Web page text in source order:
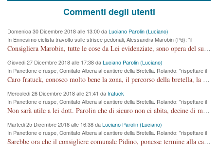
Commenti degli utenti
Domenica 30 Dicembre 2018 alle 13:00 daLuciano Parolin (Luciano)
In Ennesimo ciclista travolto sulle strisce pedonali, Alessandra Marobin (Pd): "il
Comune si svegli"
Consigliera Marobin, tutte le cose da Lei evidenziate, sono opera del suo ex Assessore e compagno di Partito Antonio Marco Dalla Pozza Assessore alla "progettazione" di piste ciclabili e altre porcherie. A lui manderei il conto da saldare per incidenti e danni alle persone. E' ora che "finiamola." Avete perso rassegnatevi. qui IL SINDACO RUCCO NON C'ENTRA PER NIENTE. CAPITO!!!!!!!! Amen.
Giovedi 27 Dicembre 2018 alle 17:38 daLuciano Parolin (Luciano)
In Panettone e ruspe, Comitato Albera al cantiere della Bretella. Rolando: "rispettare il
cronoprogramma"
Caro fratuck, conosco molto bene la zona, il percorso della bretella, la situazione dei cittadini, abito in Viale Trento. A partire dal 2003 ho partecipato al Comitato di Maddalene pro bretella, e a riunioni propositive per apportare modifiche al progetto. Numerose mie foto del territorio sono arrivate a Roma, altri miei interventi (non graditi dalla Sx) sono stati pubblicati dal GdV, assieme ad altri come Ciro Asproso, ora favorevole alla bretella. Ho partecipato alla raccolta firme per la chiusura della strada x 5 giorni eseguita dal Sindaco Hullwech per sforamento 180 Micro/g. Pertanto come impegno per la tematica sono apposto con la coscienza. Ora il Progetto è partito, fine! Voglio dire che la nuova Giunta "comunale" non c'entra più. L'opera sarà "malauguratamente" eseguita, ma non con il mio placet. Il Consigliere Comunale dovrebbe capire che la campagna elettorale è finita, con buona pace di tutti. Quello che invece dovrebbe interessare è la proprietà della strada, dall'uscita autostradale Ovest, sino alla Rotatoria dell'Albara, vi sono tre possessori: Autostrade SpA; La Provincia, il Comune. Come la mettiamo per il futuro ? I costi, da 50 sono saliti a 100 milioni di € come dire 20 milioni a KM (!) da non credere. Comunque si farà. Ma nessuno canti Vittoria, anzi meglio non farne un ulteriore fatto "partitico" per questioni elettorali o di seggio. Se mi manda la sua mail, sono disponibile ad inviare i documenti e le foto sopra descritte. Con ossequi, Luciano Parolin
Mercoledi 26 Dicembre 2018 alle 21:41 dafratuck
In Panettone e ruspe, Comitato Albera al cantiere della Bretella. Rolando: "rispettare il
cronoprogramma"
Non sarà utile a lei dott. Parolin che di sicuro non ci abita, decine di migliaia di TIR, automobili e padroncini che passano quotidianamente per una strada appena rotabile, non è più possibile stendere i panni, attraversare la strada senza rischiare la morte, le case stanno crepando, i tempi sono cambiati e la bretella non passerà assolutamente per maddalene (ma cosa sta a dire?!), dia invece responsabilità a chi ha costruito tagliando la strada che doveva invece terminare a isola vicentina e non al moracchino lasciando Motta di Costabissara ancora in panne di traffico. I tempi sono cambiati dottore e se l'anagrafe della vita stagna nell'essere umano impressioni conservatrici, la società non le considera perchè va avanti, si industrializza e ha bisogno di infrastrutture e di sviluppo. Ultima considerazione, se è geloso di Rolando perchè vede in lui solo campagne politiche mentre si difendono i SOLI diritti dei cittadini, la preghiamo faccia considerazioni più appropriate. Saluti e complimenti per i suoi scritti.
Martedi 25 Dicembre 2018 alle 16:38 daLuciano Parolin (Luciano)
In Panettone e ruspe, Comitato Albera al cantiere della Bretella. Rolando: "rispettare il
cronoprogramma"
Sarebbe ora che il consigliere comunale Pidino, ponesse termine alla campagna elettorale nel territorio del suo seggio Villaggio del Sole. La tiraca è iniziata, distruggerà 6 km di prateria ovest della città, ricca di fonti e sorgenti d'acqua. I cittadini di Maddalene non avranno più Pace la notte. Molta colpa per la costruzione di questa Strada è proprio del signor Rolando,dei suoi gazebo mobili e che vuol far passare questa opera VANDALICA come progetto "utile" a chi ? Non è cosa seria sig. Rolando!